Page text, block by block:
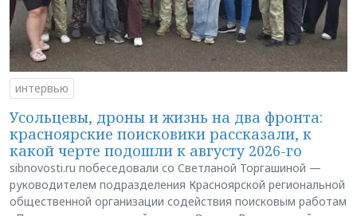
интервью
Усольцевы, дроны и жизнь на два фронта:
красноярские поисковики рассказали, к
какой черте подошли к августу 2026-го
sibnovosti.ru побеседовали со Светланой Торгашиной —
руководителем подразделения Красноярской региональной
общественной организации содействия поисковым работам